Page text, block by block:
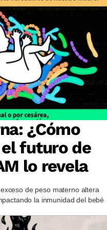
¿Cómo
futuro de
lo revela
de peso materno altera
la inmunidad del bebé